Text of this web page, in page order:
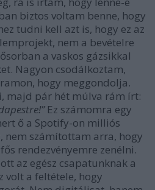
biztos voltam benne, hogy
tudni kell azt is, hogy ez az
nem a bevételre
a vaskos gázsikkal
Nagyon csodálkoztam,
hogy meggondolja.
majd pár hét múlva rám írt:
Ez számomra egy
ő a Spotify-on milliós
nem számítottam arra, hogy
rendezvényemre zenélni.
az egész csapatunknak a
volt a feltétele, hogy